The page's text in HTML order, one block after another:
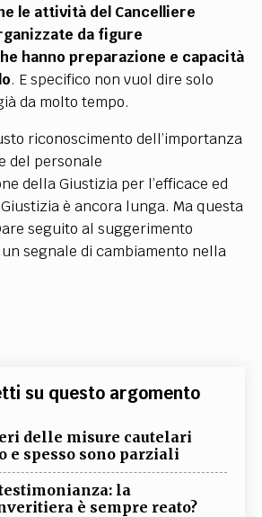
le attività del Cancelliere
da figure
hanno preparazione e capacità
. E specifico non vuol dire solo
da molto tempo.
riconoscimento dell’importanza
del personale
della Giustizia per l’efficace ed
è ancora lunga. Ma questa
seguito al suggerimento
segnale di cambiamento nella
su questo argomento
delle misure cautelari
e spesso sono parziali
la
è sempre reato?